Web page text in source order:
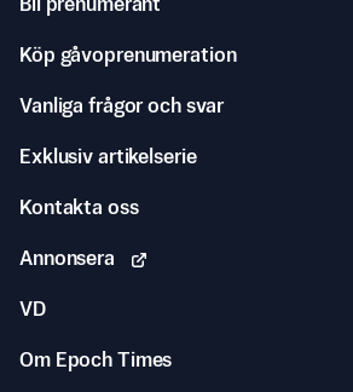
Bli prenumerant
Köp gåvoprenumeration
Vanliga frågor och svar
Exklusiv artikelserie
Kontakta oss
Annonsera
VD
Om Epoch Times